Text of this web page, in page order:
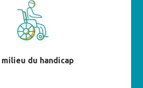
milieu du handicap
En savoir plus